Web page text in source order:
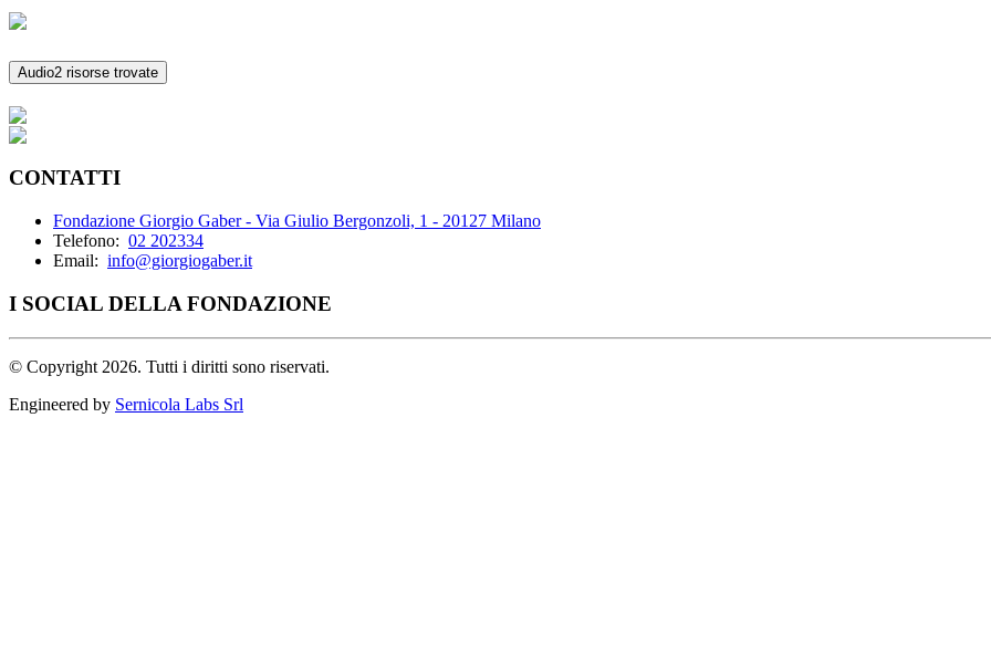
Audio2 risorse trovate
CONTATTI
Fondazione Giorgio Gaber - Via Giulio Bergonzoli, 1 - 20127 Milano
Telefono: 02 202334
Email: info@giorgiogaber.it
I SOCIAL DELLA FONDAZIONE
© Copyright 2026. Tutti i diritti sono riservati.
Engineered by Sernicola Labs Srl